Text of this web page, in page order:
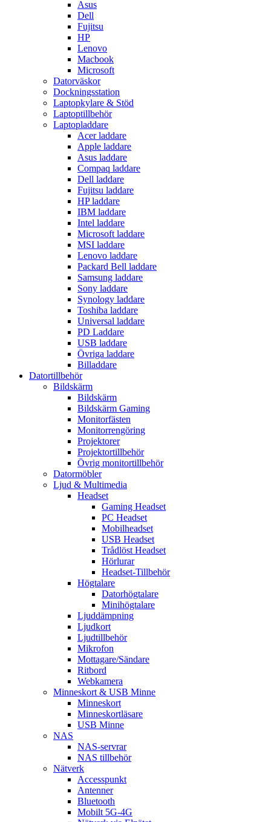
Asus
Dell
Fujitsu
HP
Lenovo
Macbook
Microsoft
Datorväskor
Dockningsstation
Laptopkylare & Stöd
Laptoptillbehör
Laptopladdare
Acer laddare
Apple laddare
Asus laddare
Compaq laddare
Dell laddare
Fujitsu laddare
HP laddare
IBM laddare
Intel laddare
Microsoft laddare
MSI laddare
Lenovo laddare
Packard Bell laddare
Samsung laddare
Sony laddare
Synology laddare
Toshiba laddare
Universal laddare
PD Laddare
USB laddare
Övriga laddare
Billaddare
Datortillbehör
Bildskärm
Bildskärm
Bildskärm Gaming
Monitorfästen
Monitorrengöring
Projektorer
Projektortillbehör
Övrig monitortillbehör
Datormöbler
Ljud & Multimedia
Headset
Gaming Headset
PC Headset
Mobilheadset
USB Headset
Trådlöst Headset
Hörlurar
Headset-Tillbehör
Högtalare
Datorhögtalare
Minihögtalare
Ljuddämpning
Ljudkort
Ljudtillbehör
Mikrofon
Mottagare/Sändare
Ritbord
Webkamera
Minneskort & USB Minne
Minneskort
Minneskortläsare
USB Minne
NAS
NAS-servrar
NAS tillbehör
Nätverk
Accesspunkt
Antenner
Bluetooth
Mobilt 5G-4G